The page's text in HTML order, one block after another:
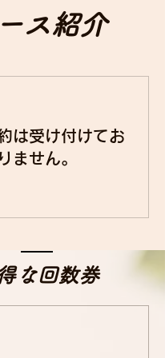
ス紹介
は受け付けてお
りません。
な回数券